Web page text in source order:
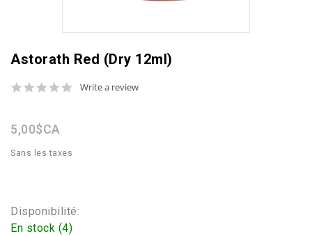
Astorath Red (Dry 12ml)
0.0
Write a review
5,00$CA
Sans les taxes
Disponibilité:
En stock (4)